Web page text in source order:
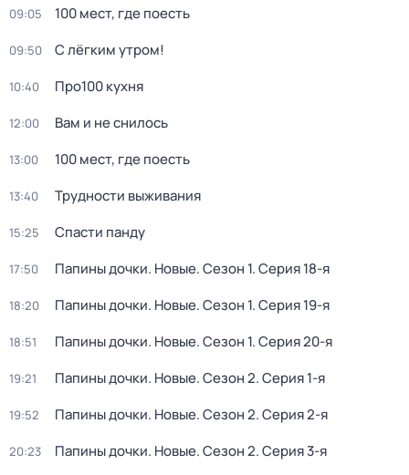
09:05 100 мест, гдe поеcть
09:50 С лёгким утром!
10:40 Про100 кухня
12:00 Вам и не снилось
13:00 100 мест, гдe поеcть
13:40 Трудности выживания
15:25 Спасти панду
17:50 Папины дочки. Новые. Сезон 1. Серия 18-я
18:20 Папины дочки. Новые. Сезон 1. Серия 19-я
18:51 Папины дочки. Новые. Сезон 1. Серия 20-я
19:21 Папины дочки. Новые. Сезон 2. Серия 1-я
19:52 Папины дочки. Новые. Сезон 2. Серия 2-я
20:23 Папины дочки. Новые. Сезон 2. Серия 3-я